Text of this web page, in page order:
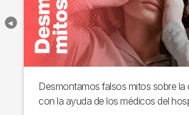
Desmontamos falsos mitos sobre la
con la ayuda de los médicos del